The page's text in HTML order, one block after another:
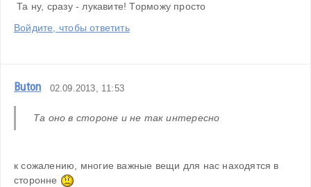
Та ну, сразу - лукавите! Торможу просто
Войдите, чтобы ответить
Buton 02.09.2013, 11:53
Та оно в стороне и не так интересно
к сожалению, многие важные вещи для нас находятся в
сторонне